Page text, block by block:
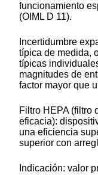
funcionamiento
(OIML D 11).
Incertidumbre
típica de medida,
típicas
magnitudes de
factor mayor que
Filtro HEPA(filtro
eficacia):
una eficiencia
superior con
Indicación: valor